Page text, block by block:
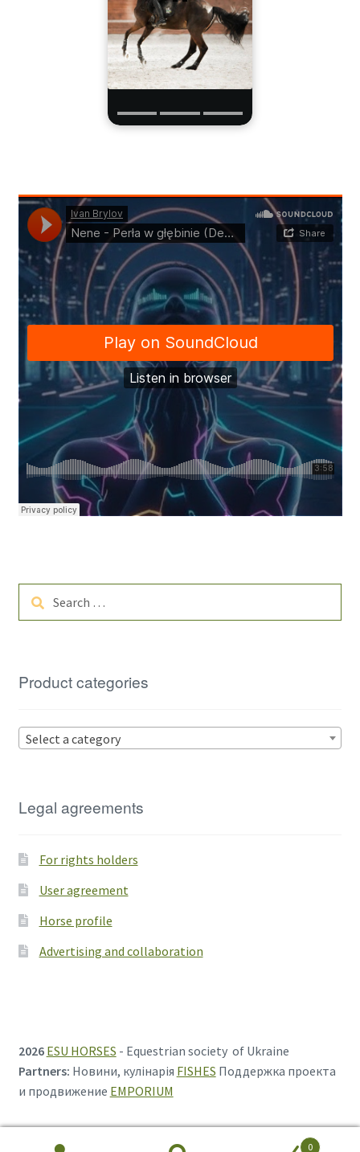
for:
Product categories
Select a category
Legal agreements
For rights holders
User agreement
Horse profile
Advertising and collaboration
2026 ESU HORSES - Equestrian society of Ukraine
Partners: Новини, кулінарія FISHES Поддержка проекта
и продвижение EMPORIUM
0